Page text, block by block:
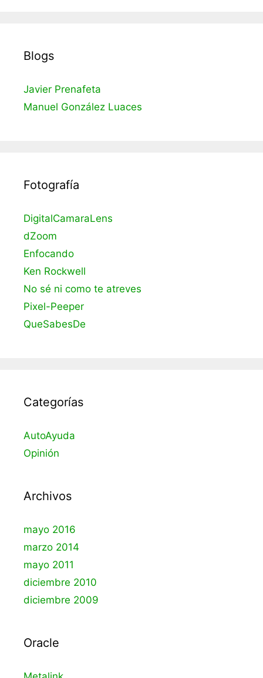
Blogs
Javier Prenafeta
Manuel González Luaces
Fotografía
DigitalCamaraLens
dZoom
Enfocando
Ken Rockwell
No sé ni como te atreves
Pixel-Peeper
QueSabesDe
Categorías
AutoAyuda
Opinión
Archivos
mayo 2016
marzo 2014
mayo 2011
diciembre 2010
diciembre 2009
Oracle